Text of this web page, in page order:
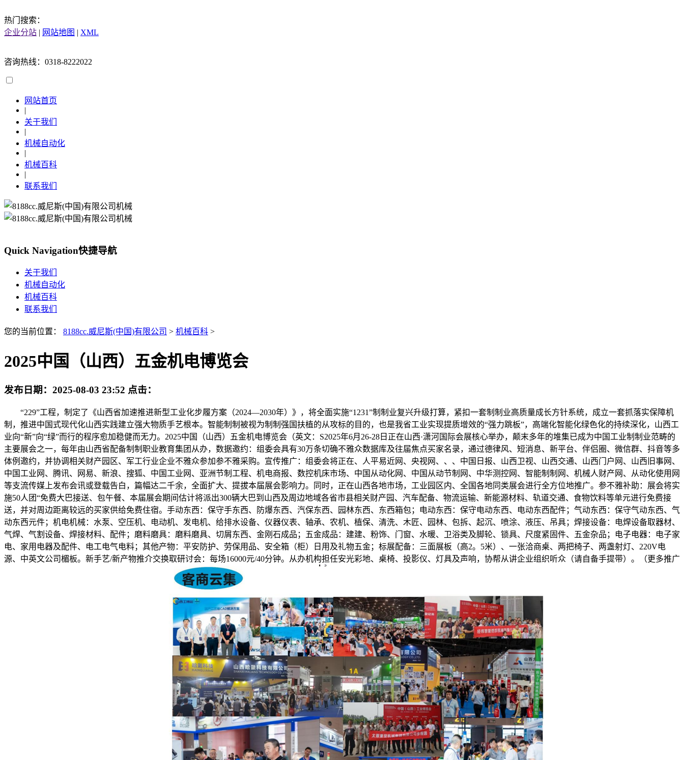
热门搜索：
企业分站 | 网站地图 | XML
咨询热线：0318-8222022
网站首页
|
关于我们
|
机械自动化
|
机械百科
|
联系我们
Quick Navigation快捷导航
关于我们
机械自动化
机械百科
联系我们
您的当前位置： 8188cc.威尼斯(中国)有限公司 > 机械百科 >
2025中国（山西）五金机电博览会
发布日期： 2025-08-03 23:52 点击：
“229”工程，制定了《山西省加速推进新型工业化步履方案（2024—2030年）》，将全面实施“1231”制制业复兴升级打算，紧扣一套制制业高质量成长方针系统，成立一套抓落实保障机
制，推进中国式现代化山西实践建立强大物质手艺根本。智能制制被视为制制强国扶植的从攻标的目的，也是我省工业实现提质增效的“强力跳板”，高端化智能化绿色化的持续深化，山西工
业向“新”向“绿”而行的程序愈加稳健而无力。2025中国（山西）五金机电博览会（英文：S2025年6月26-28日正在山西·潇河国际会展核心举办，颠末多年的堆集已成为中国工业制制业范畴的
主要展会之一，每年由山西省配备制制职业教育集团从办，数据邀约：组委会具有30万条切确不雅众数据库及往届焦点买家名录，通过德律风、短消息、新平台、伴侣圈、微信群、抖音等多
体例邀约，并协调相关财产园区、军工行业企业不雅众参加参不雅采购。宣传推广：组委会将正在、人平易近网、央视网、、、中国日报、山西卫视、山西交通、山西门户网、山西旧事网、
中国工业网、腾讯、网易、新浪、搜狐、中国工业网、亚洲节制工程、机电商报、数控机床市场、中国从动化网、中国从动节制网、中华测控网、智能制制网、机械人财产网、从动化使用网
等支流传媒上发布会讯或登载告白，篇幅达二千余，全面扩大、提拔本届展会影响力。同时，正在山西各地市场，工业园区内、全国各地同类展会进行全方位地推广。参不雅补助：展会将实
施50人团“免费大巴接送、包午餐、本届展会期间估计将派出300辆大巴到山西及周边地域各省市县相关财产园、汽车配备、物流运输、新能源材料、轨道交通、食物饮料等单元进行免费接
送，并对周边距离较远的买家供给免费住宿。手动东西：保守手东西、防爆东西、汽保东西、园林东西、东西箱包；电动东西：保守电动东西、电动东西配件；气动东西：保守气动东西、气
动东西元件；机电机械：水泵、空压机、电动机、发电机、给排水设备、仪器仪表、轴承、农机、植保、清洗、木匠、园林、包拆、起沉、喷涂、液压、吊具；焊接设备：电焊设备取器材、
气焊、气割设备、焊接材料、配件；磨料磨具：磨料磨具、切屑东西、金刚石成品；五金成品：建建、粉饰、门窗、水暖、卫浴类及脚轮、锁具、尺度紧固件、五金杂品；电子电器：电子家
电、家用电器及配件、电工电气电料；其他产物：平安防护、劳保用品、安全箱（柜）日用及礼物五金；标展配备：三面展板（高2。5米）、一张洽商桌、两把椅子、两盏射灯、220V电
源、中英文公司楣板。新手艺/新产物推介交换取研讨会：每场16000元/40分钟。从办机构担任安光彩地、桌椅、投影仪、灯具及声响，协帮从讲企业组织听众（请自备手提带）。（更多推广